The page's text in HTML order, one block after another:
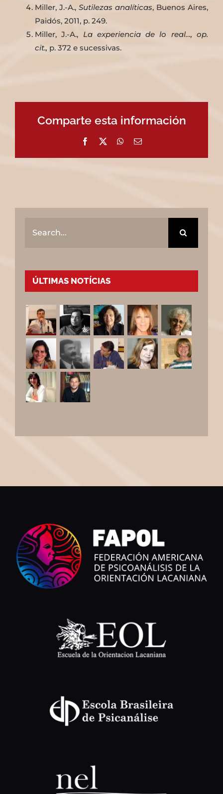
Miller, J.-A., Sutilezas analíticas, Buenos Aires,
Paidós, 2011, p. 249.
Miller, J.-A., La experiencia de lo real…, op.
cit., p. 372 e sucessivas.
Comparte esta información
Facebook WhatsApp
Email
for:
ÚLTIMAS NOTÍCIAS